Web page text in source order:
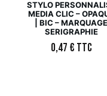
STYLO
MEDIA CLIC –
| BIC – MARQUAGE
SERIGRAPHIE
0,47 € TTC